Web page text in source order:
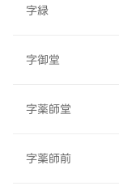
字緑
字御堂
字薬師堂
字薬師前